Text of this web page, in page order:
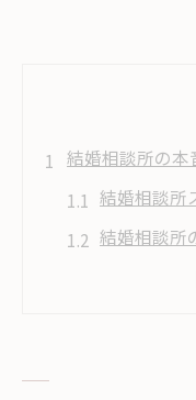
結婚相談所の本
結婚相談所
結婚相談所
結婚相談